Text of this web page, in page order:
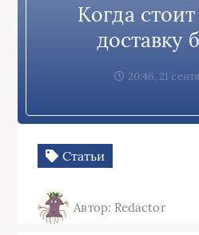
Когда стоит
доставку
20:46, 21
Статьи
Автор: Redactor